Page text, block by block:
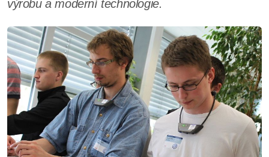
výrobu a moderní technologie.